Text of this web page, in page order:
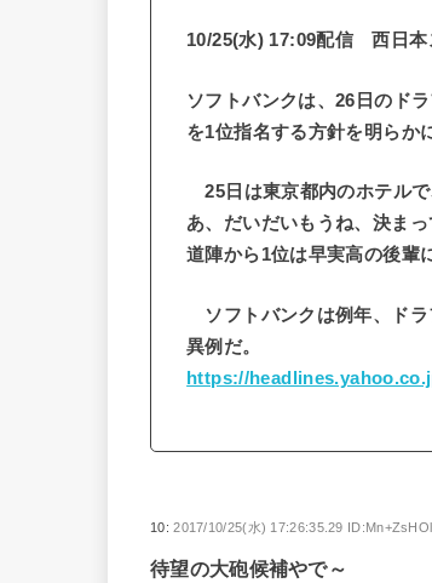
10/25(水) 17:09配信 西日本
ソフトバンクは、26日のド
を1位指名する方針を明らか
25日は東京都内のホテル
あ、だいだいもうね、決ま
道陣から1位は早実高の後輩
ソフトバンクは例年、ドラ
異例だ。
https://
10:2017/10/25(水) 17:26:35.29
待望の大砲候補やで～